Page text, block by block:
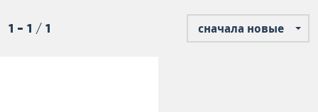
1 - 1 / 1 сначала новые